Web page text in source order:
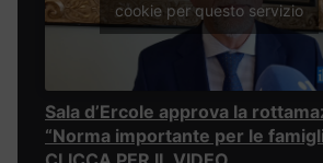
cookie per questo servizio
Sala d’Ercole approva la
“Norma importante per le